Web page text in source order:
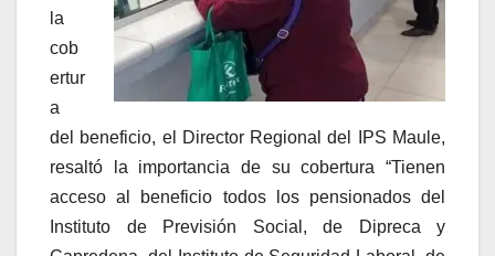
la
cob
ertur
a
del beneficio, el Director Regional del IPS Maule,
resaltó la importancia de su cobertura “Tienen
acceso al beneficio todos los pensionados del
Instituto de Previsión Social, de Dipreca y